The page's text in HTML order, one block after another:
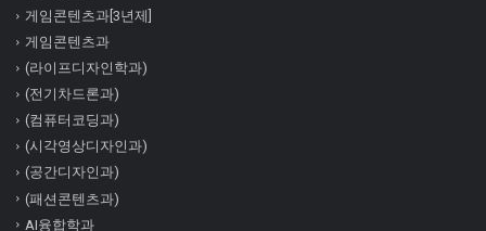
게임콘텐츠과[3년제]
게임콘텐츠과
(라이프디자인학과)
(전기차드론과)
(컴퓨터코딩과)
(시각영상디자인과)
(공간디자인과)
(패션콘텐츠과)
AI융합학과